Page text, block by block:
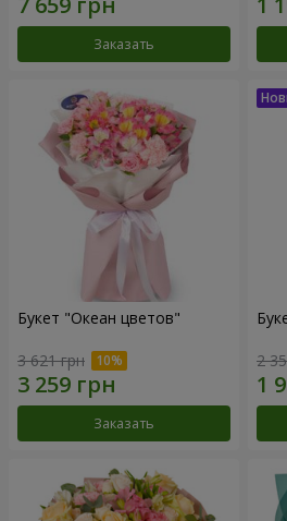
Заказать
Букет "Океан цветов"
3 621 грн
Заказать
2